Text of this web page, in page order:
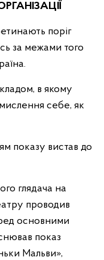
поріг
за межами того
в якому
себе, як
показу вистав до
глядача на
проводив
основними
показ
Мальви»,